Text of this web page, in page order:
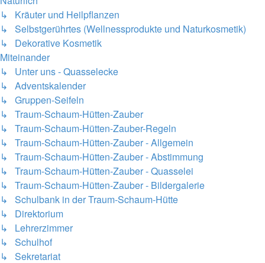
↳ Kräuter und Heilpflanzen
↳ Selbstgerührtes (Wellnessprodukte und Naturkosmetik)
↳ Dekorative Kosmetik
Miteinander
↳ Unter uns - Quasselecke
↳ Adventskalender
↳ Gruppen-Seifeln
↳ Traum-Schaum-Hütten-Zauber
↳ Traum-Schaum-Hütten-Zauber-Regeln
↳ Traum-Schaum-Hütten-Zauber - Allgemein
↳ Traum-Schaum-Hütten-Zauber - Abstimmung
↳ Traum-Schaum-Hütten-Zauber - Quasselei
↳ Traum-Schaum-Hütten-Zauber - Bildergalerie
↳ Schulbank in der Traum-Schaum-Hütte
↳ Direktorium
↳ Lehrerzimmer
↳ Schulhof
↳ Sekretariat